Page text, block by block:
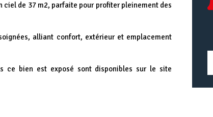
ciel de 37 m2, parfaite pour profiter pleinement des
alliant confort, extérieur et emplacement
ce bien est exposé sont disponibles sur le site